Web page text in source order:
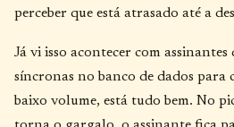
perceber que está atrasado até a
Já vi isso acontecer com assinantes
síncronas no banco de dados para
baixo volume, está tudo bem. No